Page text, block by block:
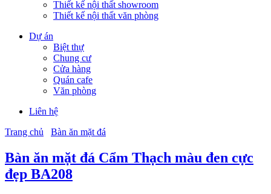
Thiết kế nội thất showroom
Thiết kế nội thất văn phòng
Dự án
Biệt thự
Chung cư
Cửa hàng
Quán cafe
Văn phòng
Liên hệ
Trang chủ
Bàn ăn mặt đá
Bàn ăn mặt đá Cẩm Thạch màu đen cực
đẹp BA208